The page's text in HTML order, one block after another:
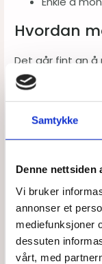
Samtykke
Denne nettsiden
Vi bruker
annonser et
mediefunksjoner
dessuten
vårt, med
Hvordan
Det går fint an
uten hjelp fra
sette opp
Begynn
veggen
Tre
i andre